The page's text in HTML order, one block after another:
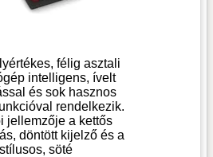
félig asztali
intelligens, ívelt
és sok hasznos
rendelkezik.
jellemzője a kettős
döntött kijelző és a
stílusos, söté